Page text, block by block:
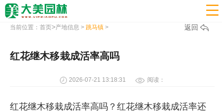

当前位置： 首页>产地信息 > 跳马镇> 返回
红花继木移栽成活率高吗
2026-07-21 13:18:31 阅读：
红花继木移栽成活率高吗？红花继木移栽成活率还